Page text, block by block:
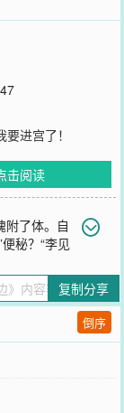
进宫了！
击阅读
附了体。自
秘？“李见
子和‘见益勇为’李
记向您QQ群和微
复制分享
倒序